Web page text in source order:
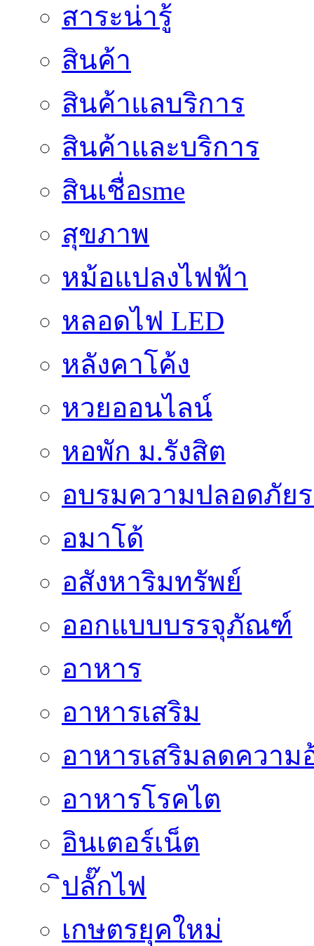
สาระน่ารู้
สินค้า
สินค้าแลบริการ
สินค้าและบริการ
สินเชื่อsme
สุขภาพ
หม้อแปลงไฟฟ้า
หลอดไฟ LED
หลังคาโค้ง
หวยออนไลน์
หอพัก ม.รังสิต
อบรมความปลอดภัย
อมาโด้
อสังหาริมทรัพย์
ออกแบบบรรจุภัณฑ์
อาหาร
อาหารเสริม
อาหารเสริมลดความ
อาหารโรคไต
อินเตอร์เน็ต
ิปลั๊กไฟ
เกษตรยุคใหม่